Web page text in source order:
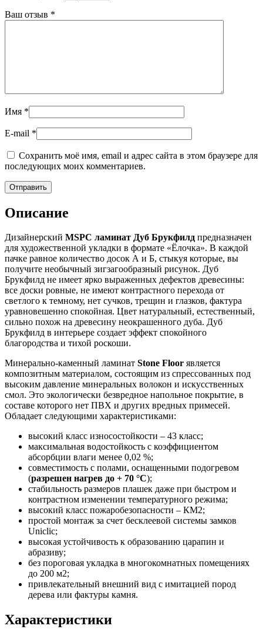
Ваш отзыв *
Имя *
E-mail *
Сохранить моё имя, email и адрес сайта в этом браузере для
последующих моих комментариев.
Описание
Дизайнерский MSPC ламинат Дуб Брукфилд предназначен
для художественной укладки в формате «Ёлочка». В каждой
пачке равное количество досок А и Б, стыкуя которые, вы
получите необычный зигзагообразный рисунок. Дуб
Брукфилд не имеет ярко выраженных дефектов древесины:
все доски ровные, не имеют контрастного перехода от
светлого к темному, нет сучков, трещин и глазков, фактура
уравновешенно спокойная. Цвет натуральный, естественный,
сильно похож на древесину неокрашенного дуба. Дуб
Брукфилд в интерьере создает эффект спокойного
благородства и тихой роскоши.
Минерально-каменный ламинат Stone Floor является
композитным материалом, состоящим из спрессованных под
высоким давление минеральных волокон и искусственных
смол. Это экологически безвредное напольное покрытие, в
составе которого нет ПВХ и других вредных примесей.
Обладает следующими характеристиками:
высокий класс износостойкости – 43 класс;
максимальная водостойкость с коэффициентом
абсорбции влаги менее 0,02 %;
совместимость с полами, оснащенными подогревом
(разрешен нагрев до + 70 °С);
стабильность размеров плашек даже при быстром и
контрастном изменении температурного режима;
высокий класс пожаробезопасности – КМ2;
простой монтаж за счет бесклеевой системы замков
Uniclic;
высокая устойчивость к образованию царапин и
абразиву;
без пороговая укладка в многокомнатных помещениях
до 200 м2;
привлекательный внешний вид с имитацией пород
дерева или фактуры камня.
Характеристики